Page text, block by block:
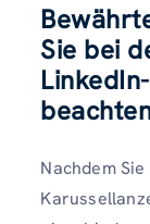
Sie bei
Nachdem